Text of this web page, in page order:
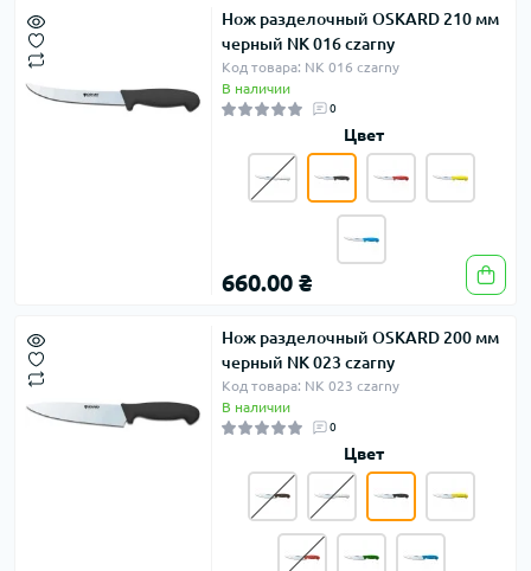
Нож разделочный OSKARD 210 мм
черный NK 016 czarny
Код товара: NK 016 czarny
В наличии
0
Цвет
660.00 ₴
Нож разделочный OSKARD 200 мм
черный NK 023 czarny
Код товара: NK 023 czarny
В наличии
0
Цвет